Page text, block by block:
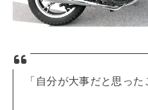
「自分が大事だと思っ